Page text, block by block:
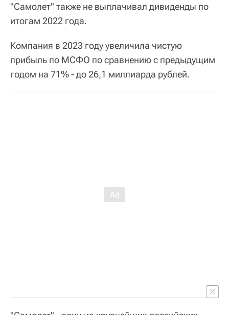
"Самолет" также не выплачивал дивиденды по
итогам 2022 года.
Компания в 2023 году увеличила чистую
прибыль по МСФО по сравнению с предыдущим
годом на 71% - до 26,1 миллиарда рублей.